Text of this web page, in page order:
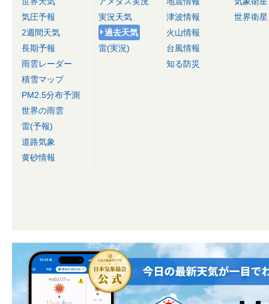
気圧予報
2週間天気
長期予報
雨雲レーダー
積雪マップ
PM2.5分布予測
世界の雨雲
雷(予報)
道路気象
黄砂情報
実況天気
過去天気
雷(実況)
津波情報
火山情報
台風情報
知る防災
世界衛星